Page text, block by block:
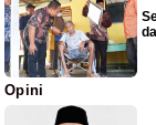
Opini